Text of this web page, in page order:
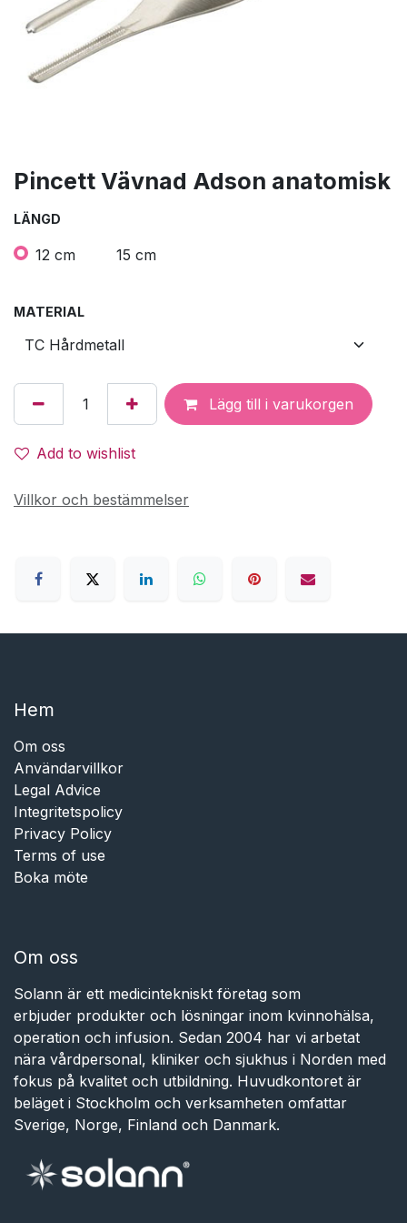
Pincett Vävnad Adson anatomisk
LÄNGD
12 cm 15 cm
MATERIAL
Lägg till i varukorgen
Add to wishlist
Villkor och bestämmelser
Hem​​
Om oss
Användarvillkor
Legal Advice
Integritetspolicy
Privacy Policy
Terms of use
Boka möte
Om oss
Solann är ett medicintekniskt företag som
erbjuder produkter och lösningar inom kvinnohälsa,
operation och infusion. Sedan 2004 har vi arbetat
nära vårdpersonal, kliniker och sjukhus i Norden med
fokus på kvalitet och utbildning. Huvudkontoret är
beläget i Stockholm och verksamheten omfattar
Sverige, Norge, Finland och Danmark.